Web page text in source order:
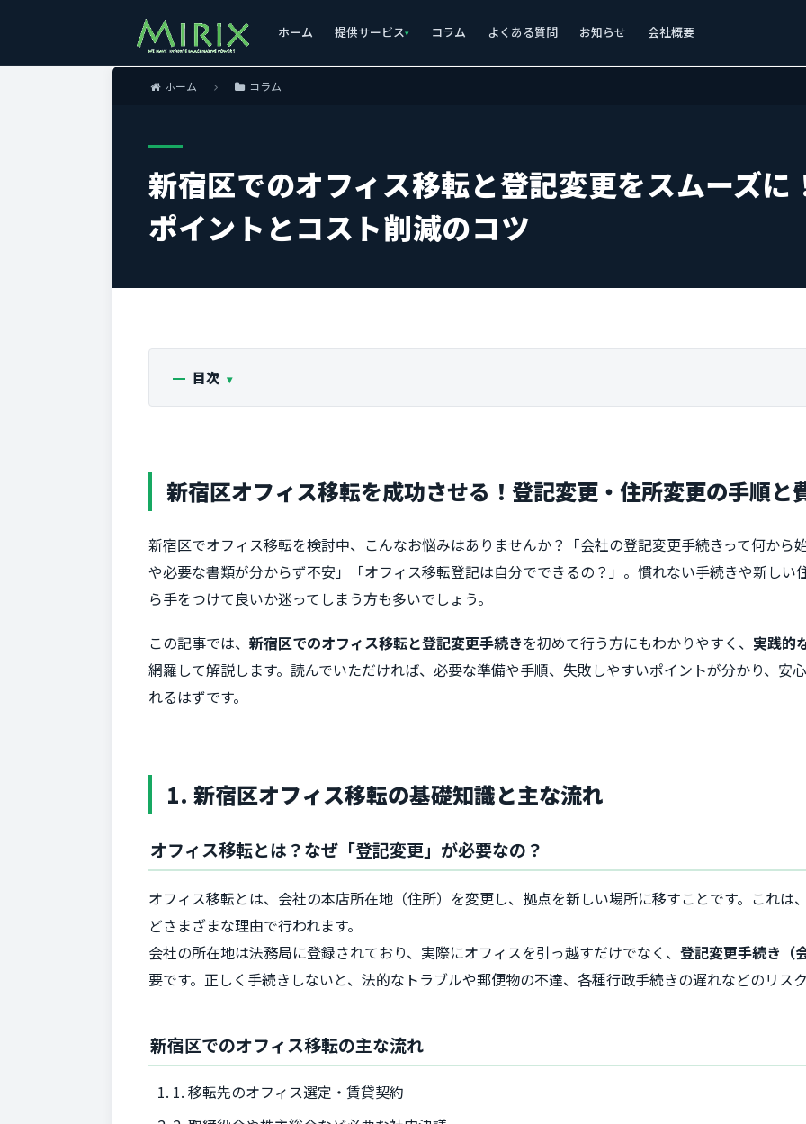
ホーム 提供サービス コラム よくある質問 お知らせ 会社概要
ホーム コラム
新宿区でのオフィス移転と登記変更をスムーズ
ポイントとコスト削減のコツ
目次
新宿区オフィス移転を成功させる！登記変更・住所変更の手順と
新宿区でオフィス移転を検討中、こんなお悩みはありませんか？「会社の登記変更手続きって何から
や必要な書類が分からず不安」「オフィス移転登記は自分でできるの？」。慣れない手続きや新しい
ら手をつけて良いか迷ってしまう方も多いでしょう。
この記事では、 新宿区でのオフィス移転と登記変更手続きを初めて行う方にもわかりやすく、 実践的
網羅して解説します。読んでいただければ、必要な準備や手順、失敗しやすいポイントが分かり、安
れるはずです。
1. 新宿区オフィス移転の基礎知識と主な流れ
オフィス移転とは？なぜ「登記変更」が必要なの？
オフィス移転とは、会社の本店所在地（住所）を変更し、拠点を新しい場所に移すことです。これは
どさまざまな理由で行われます。
会社の所在地は法務局に登録されており、実際にオフィスを引っ越すだけでなく、 登記変更手続き（
要です。正しく手続きしないと、法的なトラブルや郵便物の不達、各種行政手続きの遅れなどのリス
新宿区でのオフィス移転の主な流れ
1. 移転先のオフィス選定・賃貸契約